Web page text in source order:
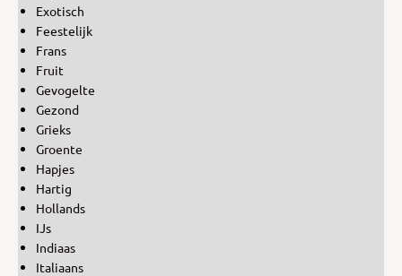
Exotisch
Feestelijk
Frans
Fruit
Gevogelte
Gezond
Grieks
Groente
Hapjes
Hartig
Hollands
IJs
Indiaas
Italiaans